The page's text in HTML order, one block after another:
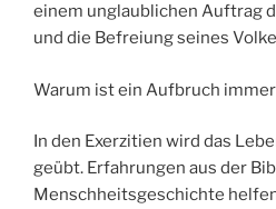
einem unglaublichen Auftrag
und die Befreiung seines
Warum ist ein Aufbruch
In den Exerzitien wird das
geübt. Erfahrungen aus der
Menschheitsgeschichte